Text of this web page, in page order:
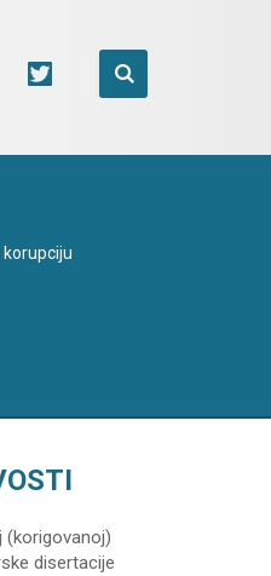
korupciju
(korigovanoj)
disertacije